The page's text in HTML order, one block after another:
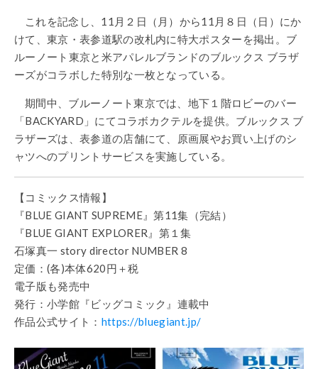
これを記念し、11月２日（月）から11月８日（日）にか
けて、東京・表参道駅の改札内に特大ポスターを掲出。ブ
ルーノート東京と米アパレルブランドのブルックス ブラザ
ーズがコラボした特別な一枚となっている。
期間中、ブルーノート東京では、地下１階ロビーのバー
「BACKYARD」にてコラボカクテルを提供。ブルックス ブ
ラザーズは、表参道の店舗にて、原画展やお買い上げのシ
ャツへのプリントサービスを実施している。
【コミックス情報】
『BLUE GIANT SUPREME』第11集（完結）
『BLUE GIANT EXPLORER』第１集
石塚真一 story director NUMBER 8
定価：(各)本体620円＋税
電子版も発売中
発行：小学館『ビッグコミック』連載中
作品公式サイト： https://bluegiant.jp/